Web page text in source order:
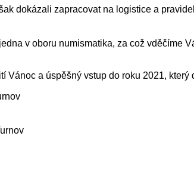
dokázali zapracovat na logistice a
v oboru numismatika, za což vděčíme
Vánoc a úspěšný vstup do roku 2021,